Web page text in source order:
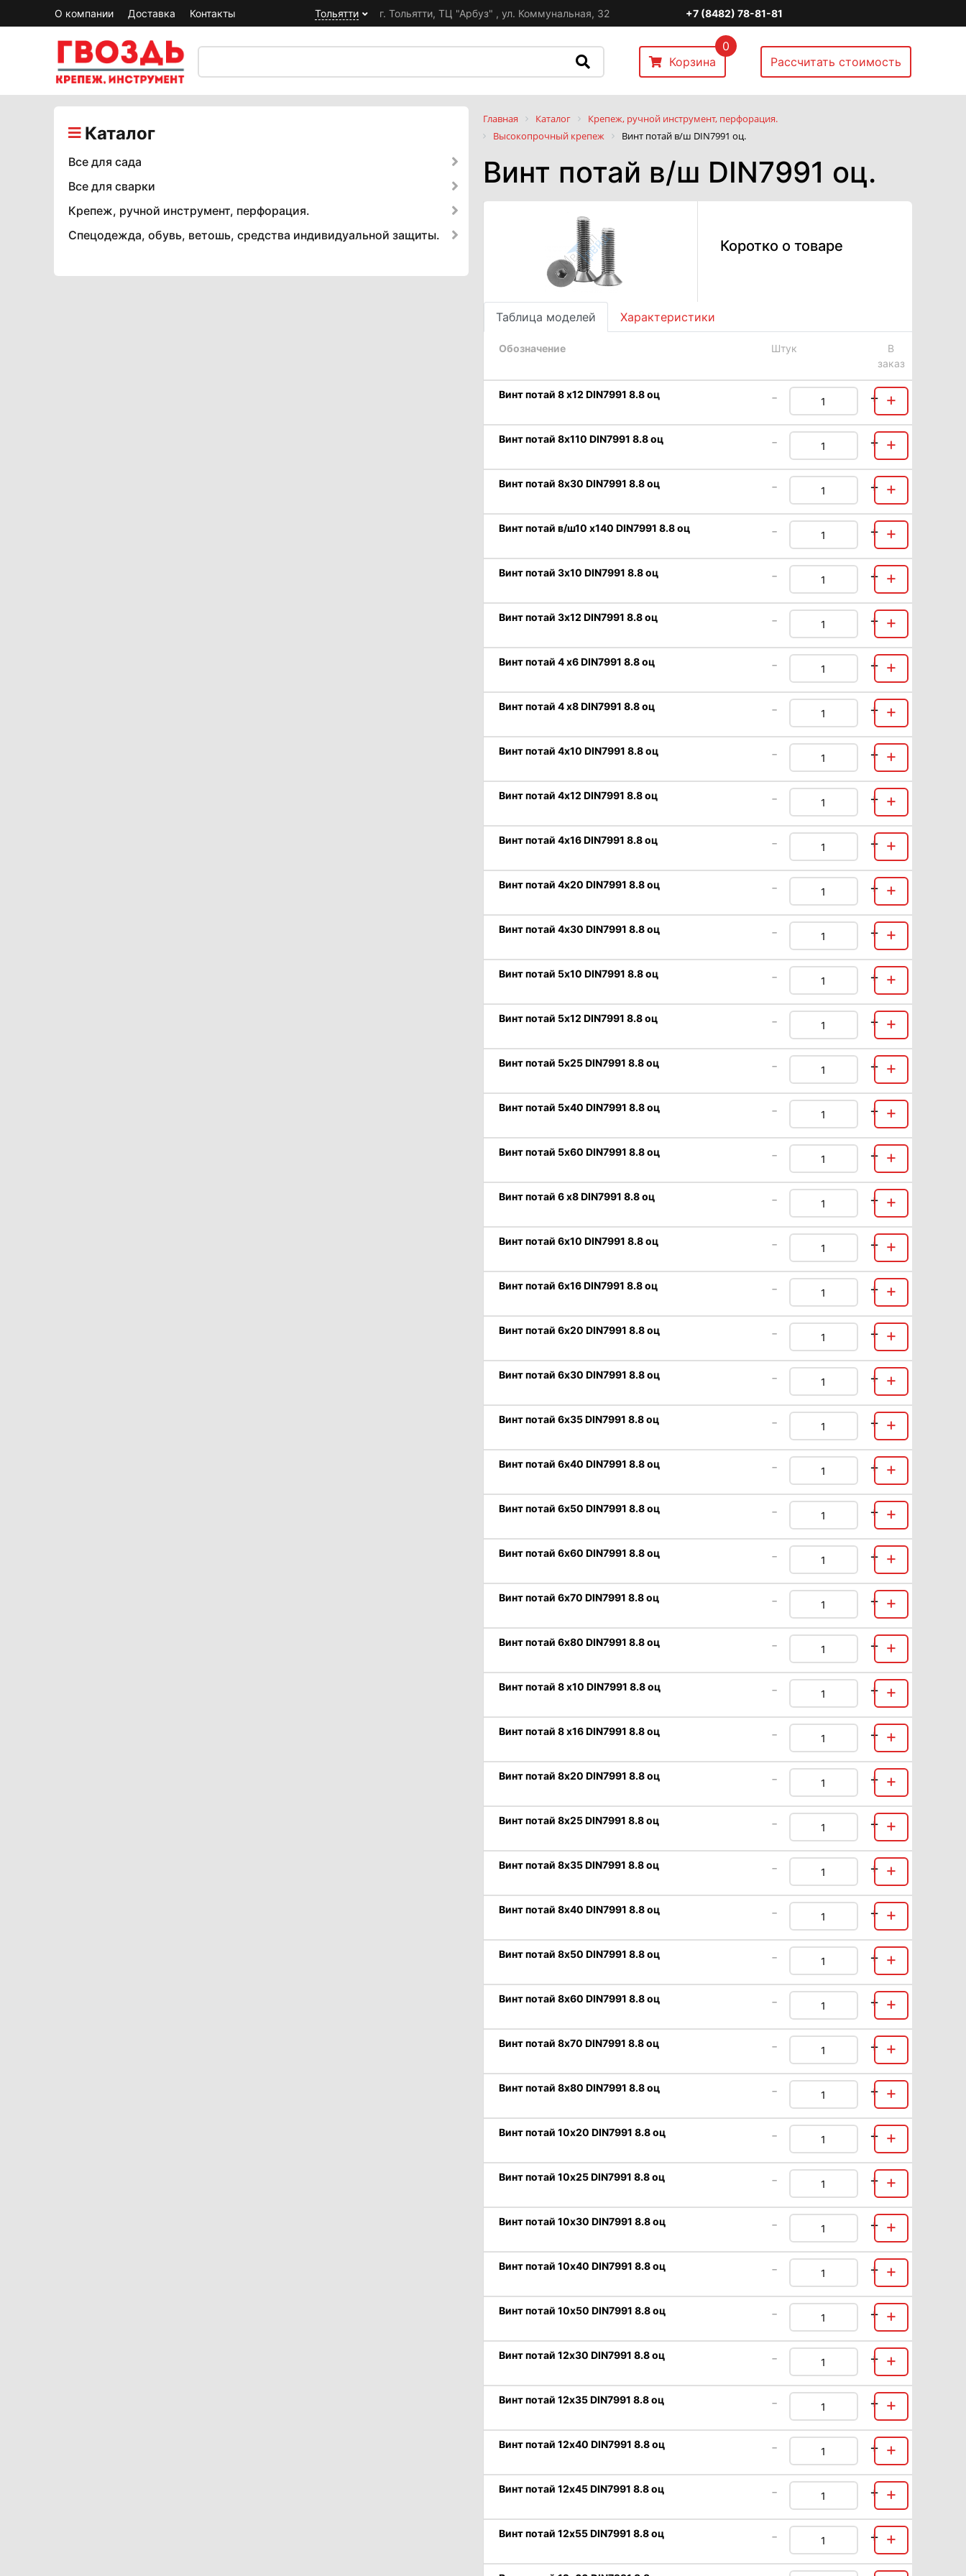
О компании Доставка Контакты Тольятти г. Тольятти, ТЦ "Арбуз" , ул. Коммунальная, 32 +7 (8482) 78-81-81
Корзина
0
Рассчитать стоимость
Главная Каталог
Крепеж, ручной инструмент, перфорация.
Высокопрочный крепеж
Винт потай в/ш DIN7991 оц.
Винт потай в/ш DIN7991 оц.
Коротко о товаре
Таблица моделей Характеристики
Обозначение Штук
В
заказ
Винт потай 8 х12 DIN7991 8.8 оц - + +
Винт потай 8х110 DIN7991 8.8 оц - + +
Винт потай 8х30 DIN7991 8.8 оц - + +
Винт потай в/ш10 х140 DIN7991 8.8 оц - + +
Винт потай 3х10 DIN7991 8.8 оц - + +
Винт потай 3х12 DIN7991 8.8 оц - + +
Винт потай 4 х6 DIN7991 8.8 оц - + +
Винт потай 4 х8 DIN7991 8.8 оц - + +
Винт потай 4х10 DIN7991 8.8 оц - + +
Винт потай 4х12 DIN7991 8.8 оц - + +
Винт потай 4х16 DIN7991 8.8 оц - + +
Винт потай 4х20 DIN7991 8.8 оц - + +
Винт потай 4х30 DIN7991 8.8 оц - + +
Винт потай 5х10 DIN7991 8.8 оц - + +
Винт потай 5х12 DIN7991 8.8 оц - + +
Винт потай 5х25 DIN7991 8.8 оц - + +
Винт потай 5х40 DIN7991 8.8 оц - + +
Винт потай 5х60 DIN7991 8.8 оц - + +
Винт потай 6 х8 DIN7991 8.8 оц - + +
Винт потай 6х10 DIN7991 8.8 оц - + +
Винт потай 6х16 DIN7991 8.8 оц - + +
Винт потай 6х20 DIN7991 8.8 оц - + +
Винт потай 6х30 DIN7991 8.8 оц - + +
Винт потай 6х35 DIN7991 8.8 оц - + +
Винт потай 6х40 DIN7991 8.8 оц - + +
Винт потай 6х50 DIN7991 8.8 оц - + +
Винт потай 6х60 DIN7991 8.8 оц - + +
Винт потай 6х70 DIN7991 8.8 оц - + +
Винт потай 6х80 DIN7991 8.8 оц - + +
Винт потай 8 х10 DIN7991 8.8 оц - + +
Винт потай 8 х16 DIN7991 8.8 оц - + +
Винт потай 8х20 DIN7991 8.8 оц - + +
Винт потай 8х25 DIN7991 8.8 оц - + +
Винт потай 8х35 DIN7991 8.8 оц - + +
Винт потай 8х40 DIN7991 8.8 оц - + +
Винт потай 8х50 DIN7991 8.8 оц - + +
Винт потай 8х60 DIN7991 8.8 оц - + +
Винт потай 8х70 DIN7991 8.8 оц - + +
Винт потай 8х80 DIN7991 8.8 оц - + +
Винт потай 10х20 DIN7991 8.8 оц - + +
Винт потай 10х25 DIN7991 8.8 оц - + +
Винт потай 10х30 DIN7991 8.8 оц - + +
Винт потай 10х40 DIN7991 8.8 оц - + +
Винт потай 10х50 DIN7991 8.8 оц - + +
Винт потай 12х30 DIN7991 8.8 оц - + +
Винт потай 12х35 DIN7991 8.8 оц - + +
Винт потай 12х40 DIN7991 8.8 оц - + +
Винт потай 12х45 DIN7991 8.8 оц - + +
Винт потай 12х55 DIN7991 8.8 оц - + +
Каталог
Все для сада
Все для сварки
Крепеж, ручной инструмент, перфорация.
Спецодежда, обувь, ветошь, средства индивидуальной защиты.